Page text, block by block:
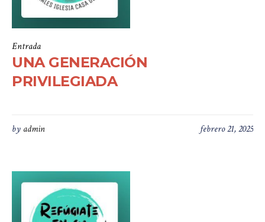
Entrada
UNA GENERACIÓN
PRIVILEGIADA
febrero 21, 2025
by admin